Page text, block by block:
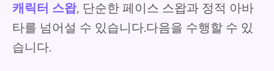
캐릭터 스왑, 단순한 페이스 스왑과 정적 아바
타를 넘어설 수 있습니다.다음을 수행할 수 있
습니다.